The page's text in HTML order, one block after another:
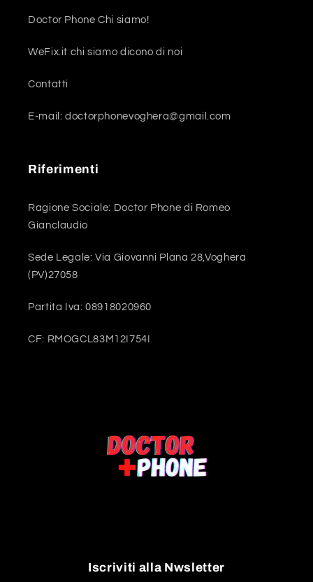
Doctor Phone Chi siamo!
WeFix.it chi siamo dicono di noi
Contatti
E-mail: doctorphonevoghera@gmail.com
Riferimenti
Ragione Sociale: Doctor Phone di Romeo
Gianclaudio
Sede Legale: Via Giovanni Plana 28,Voghera
(PV)27058
Partita Iva: 08918020960
CF: RMOGCL83M12I754I
Iscriviti alla Nwsletter